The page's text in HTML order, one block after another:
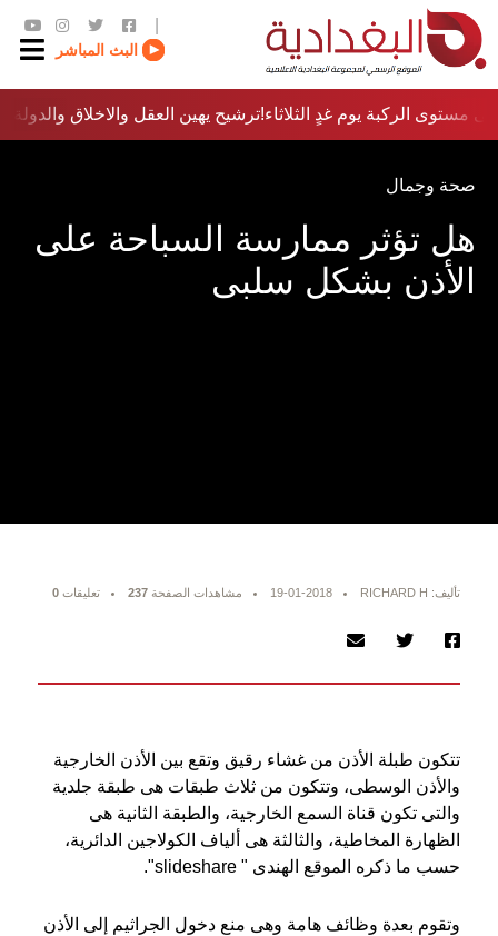
البث المباشر
ترشيح يهين العقل والاخلاق والدولة…؟!مستوى الركبة يوم غدٍ الثلاثاء
صحة وجمال
هل تؤثر ممارسة السباحة على
الأذن بشكل سلبى
تأليف: RICHARD H 19-01-2018 مشاهدات الصفحة 237 تعليقات 0
تتكون طبلة الأذن من غشاء رقيق وتقع بين الأذن الخارجية
والأذن الوسطى، وتتكون من ثلاث طبقات هى طبقة جلدية
والتى تكون قناة السمع الخارجية، والطبقة الثانية هى
الظهارة المخاطية، والثالثة هى ألياف الكولاجين الدائرية،
حسب ما ذكره الموقع الهندى " slideshare
".
وتقوم بعدة وظائف هامة وهى منع دخول الجراثيم إلى الأذن